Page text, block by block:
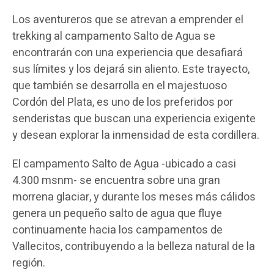
Los aventureros que se atrevan a emprender el
trekking al campamento Salto de Agua se
encontrarán con una experiencia que desafiará
sus límites y los dejará sin aliento. Este trayecto,
que también se desarrolla en el majestuoso
Cordón del Plata, es uno de los preferidos por
senderistas que buscan una experiencia exigente
y desean explorar la inmensidad de esta cordillera.
El campamento Salto de Agua -ubicado a casi
4.300 msnm- se encuentra sobre una gran
morrena glaciar, y durante los meses más cálidos
genera un pequeño salto de agua que fluye
continuamente hacia los campamentos de
Vallecitos, contribuyendo a la belleza natural de la
región.